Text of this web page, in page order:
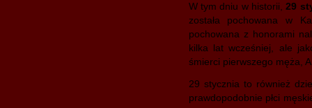
W tym dniu w historii,29
została pochowana w
pochowana z honorami
kilka lat wcześniej, ale
śmierci pierwszego męża,
29 stycznia to również
prawdopodobnie płci